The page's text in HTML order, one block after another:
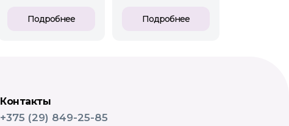
Подробнее Подробнее
Контакты
+375 (29) 849-25-85